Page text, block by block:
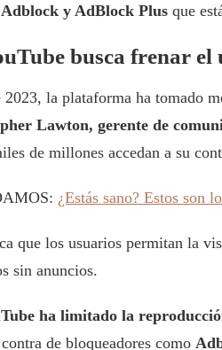
Adblock y AdBlock Plus que
busca frenar el
2023, la plataforma ha tomado
Lawton, gerente de
de millones accedan a su
¿Estás sano? Estos son
que los usuarios permitan la
sin anuncios.
ha limitado la
de bloqueadores como